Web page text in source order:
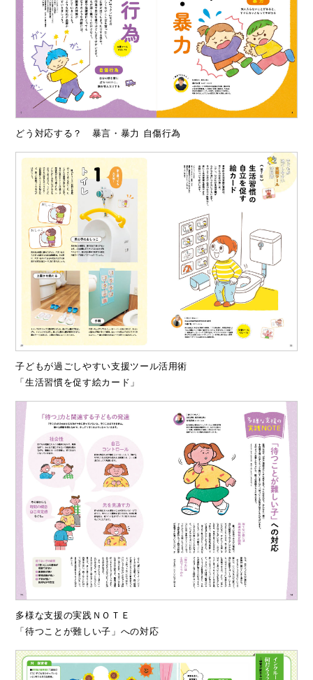
どう対応する？ 暴言・暴力 自傷行為
子どもが過ごしやすい支援ツール活用術
「生活習慣を促す絵カード」
多様な支援の実践ＮＯＴＥ
「待つことが難しい子」への対応